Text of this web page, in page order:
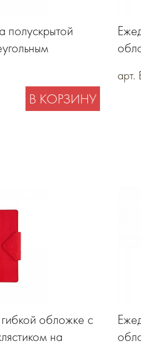
полускрытой
ручки
В КОРЗИНУ
арт.
обложке с
на